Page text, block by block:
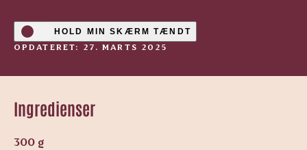
HOLD MIN SKÆRM TÆNDT
OPDATERET: 27. MARTS 2025
Ingredienser
300 g